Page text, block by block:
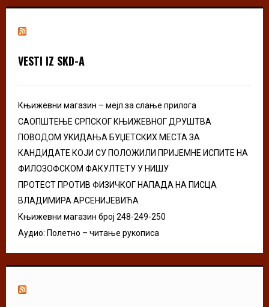
h
r
VESTI IZ SKD-A
Књижевни магазин – мејл за слање прилога
САОПШТЕЊЕ СРПСКОГ КЊИЖЕВНОГ ДРУШТВА
ПОВОДОМ УКИДАЊА БУЏЕТСКИХ МЕСТА ЗА
КАНДИДАТЕ КОЈИ СУ ПОЛОЖИЛИ ПРИЈЕМНЕ ИСПИТЕ НА
ФИЛОЗОФСКОМ ФАКУЛТЕТУ У НИШУ
ПРОТЕСТ ПРОТИВ ФИЗИЧКОГ НАПАДА НА ПИСЦА
ВЛАДИМИРА АРСЕНИЈЕВИЋА
Књижевни магазин број 248-249-250
Аудио: Полетно – читање рукописа